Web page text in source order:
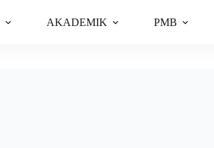
AKADEMIK PMB